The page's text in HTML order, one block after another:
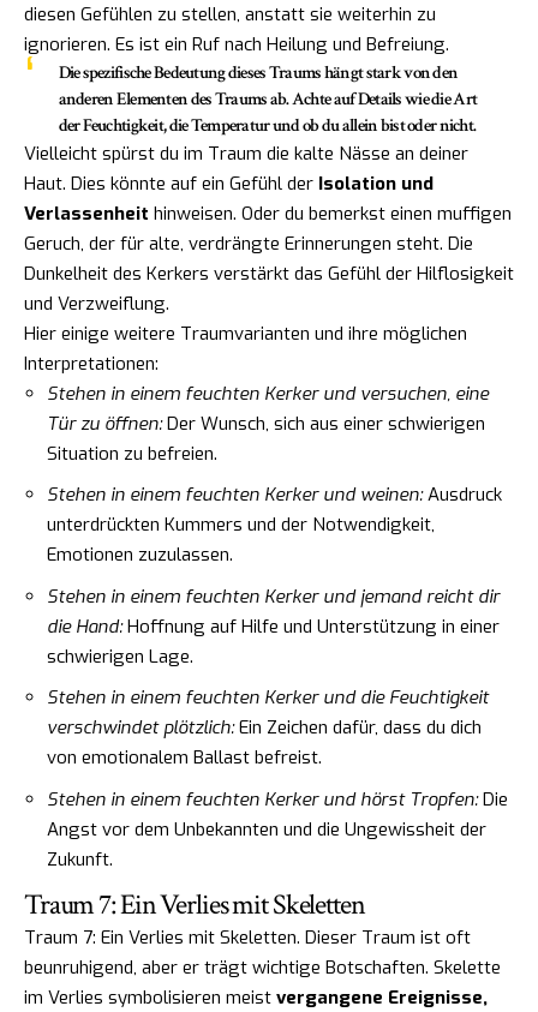
diesen Gefühlen zu stellen, anstatt sie weiterhin zu
ignorieren. Es ist ein Ruf nach Heilung und Befreiung.
Die spezifische Bedeutung dieses Traums hängt stark von den
anderen Elementen des Traums ab. Achte auf Details wie die Art
der Feuchtigkeit, die Temperatur und ob du allein bist oder nicht.
Vielleicht spürst du im Traum die kalte Nässe an deiner
Haut. Dies könnte auf ein Gefühl der Isolation und
Verlassenheit hinweisen. Oder du bemerkst einen muffigen
Geruch, der für alte, verdrängte Erinnerungen steht. Die
Dunkelheit des Kerkers verstärkt das Gefühl der Hilflosigkeit
und Verzweiflung.
Hier einige weitere Traumvarianten und ihre möglichen
Interpretationen:
Stehen in einem feuchten Kerker und versuchen, eine
Tür zu öffnen:Der Wunsch, sich aus einer schwierigen
Situation zu befreien.
Stehen in einem feuchten Kerker und weinen:Ausdruck
unterdrückten Kummers und der Notwendigkeit,
Emotionen zuzulassen.
Stehen in einem feuchten Kerker und jemand reicht dir
die Hand:Hoffnung auf Hilfe und Unterstützung in einer
schwierigen Lage.
Stehen in einem feuchten Kerker und die Feuchtigkeit
verschwindet plötzlich:Ein Zeichen dafür, dass du dich
von emotionalem Ballast befreist.
Stehen in einem feuchten Kerker und hörst Tropfen:Die
Angst vor dem Unbekannten und die Ungewissheit der
Zukunft.
Traum 7: Ein Verlies mit Skeletten
Traum 7: Ein Verlies mit Skeletten. Dieser Traum ist oft
beunruhigend, aber er trägt wichtige Botschaften. Skelette
im Verlies symbolisieren meist vergangene Ereignisse,